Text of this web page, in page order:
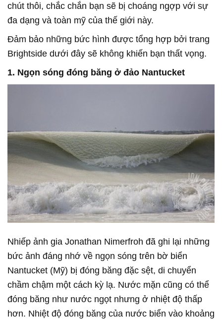
chút thôi, chắc chắn bạn sẽ bị choáng ngợp với sự
đa dạng và toàn mỹ của thế giới này.
Đảm bảo những bức hình được tổng hợp bởi trang
Brightside dưới đây sẽ không khiến bạn thất vọng.
1. Ngọn sóng đóng băng ở đảo Nantucket
Nhiếp ảnh gia Jonathan Nimerfroh đã ghi lại những
bức ảnh đáng nhớ về ngọn sóng trên bờ biển
Nantucket (Mỹ) bị đóng băng đặc sệt, di chuyển
chầm chậm một cách kỳ lạ. Nước mặn cũng có thể
đóng băng như nước ngọt nhưng ở nhiệt độ thấp
hơn. Nhiệt độ đóng băng của nước biển vào khoảng